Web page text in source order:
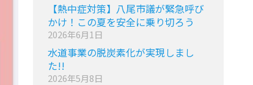
【熱中症対策】八尾市議が緊急呼び
かけ！この夏を安全に乗り切ろう
2026年6月1日
水道事業の脱炭素化が実現しまし
た!!
2026年5月8日